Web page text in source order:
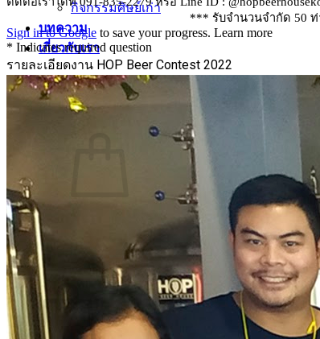
กิจกรรมศิษย์เก่า
บทความ
เกี่ยวกับเรา
No products in the cart.
Return to shop
Cart